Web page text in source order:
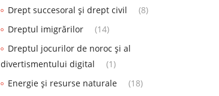
Drept succesoral și drept civil
(8)
Dreptul imigrărilor
(14)
Dreptul jocurilor de noroc și al
divertismentului digital
(1)
Energie și resurse naturale
(18)